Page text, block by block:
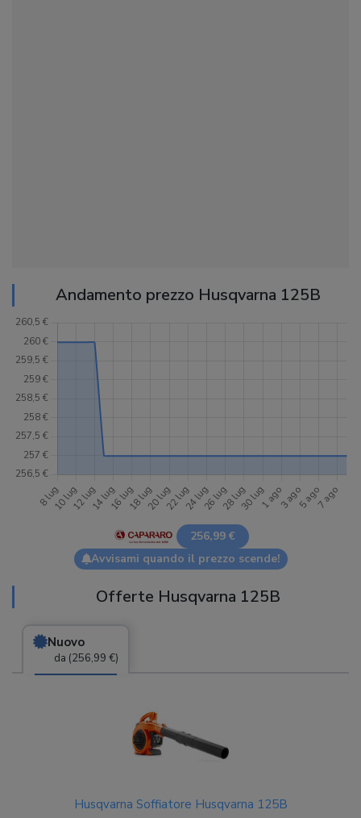
Andamento prezzo Husqvarna 125B
256,99 €
Avvisami quando il prezzo scende!
Offerte Husqvarna 125B
Nuovo
da (256,99 €)
Husqvarna Soffiatore Husqvarna 125B